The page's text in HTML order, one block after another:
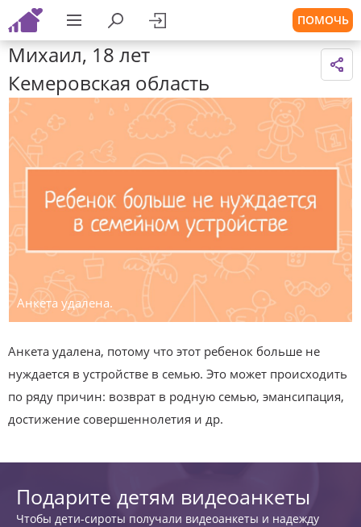
ПОМОЧЬ
Михаил, 18 лет
Кемеровская область
Анкета удалена.
Анкета удалена, потому что этот ребенок больше не
нуждается в устройстве в семью. Это может происходить
по ряду причин: возврат в родную семью, эмансипация,
достижение совершеннолетия и др.
Подарите детям видеоанкеты
Чтобы дети-сироты получали видеоанкеты и надежду